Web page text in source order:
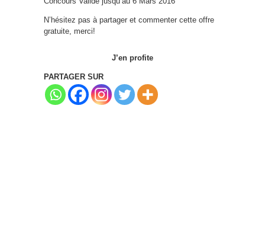
N’hésitez pas à partager et commenter cette offre
gratuite, merci!
J’en profite
PARTAGER SUR